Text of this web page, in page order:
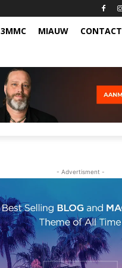
3MMC MIAUW CONTACT
- Advertisment -